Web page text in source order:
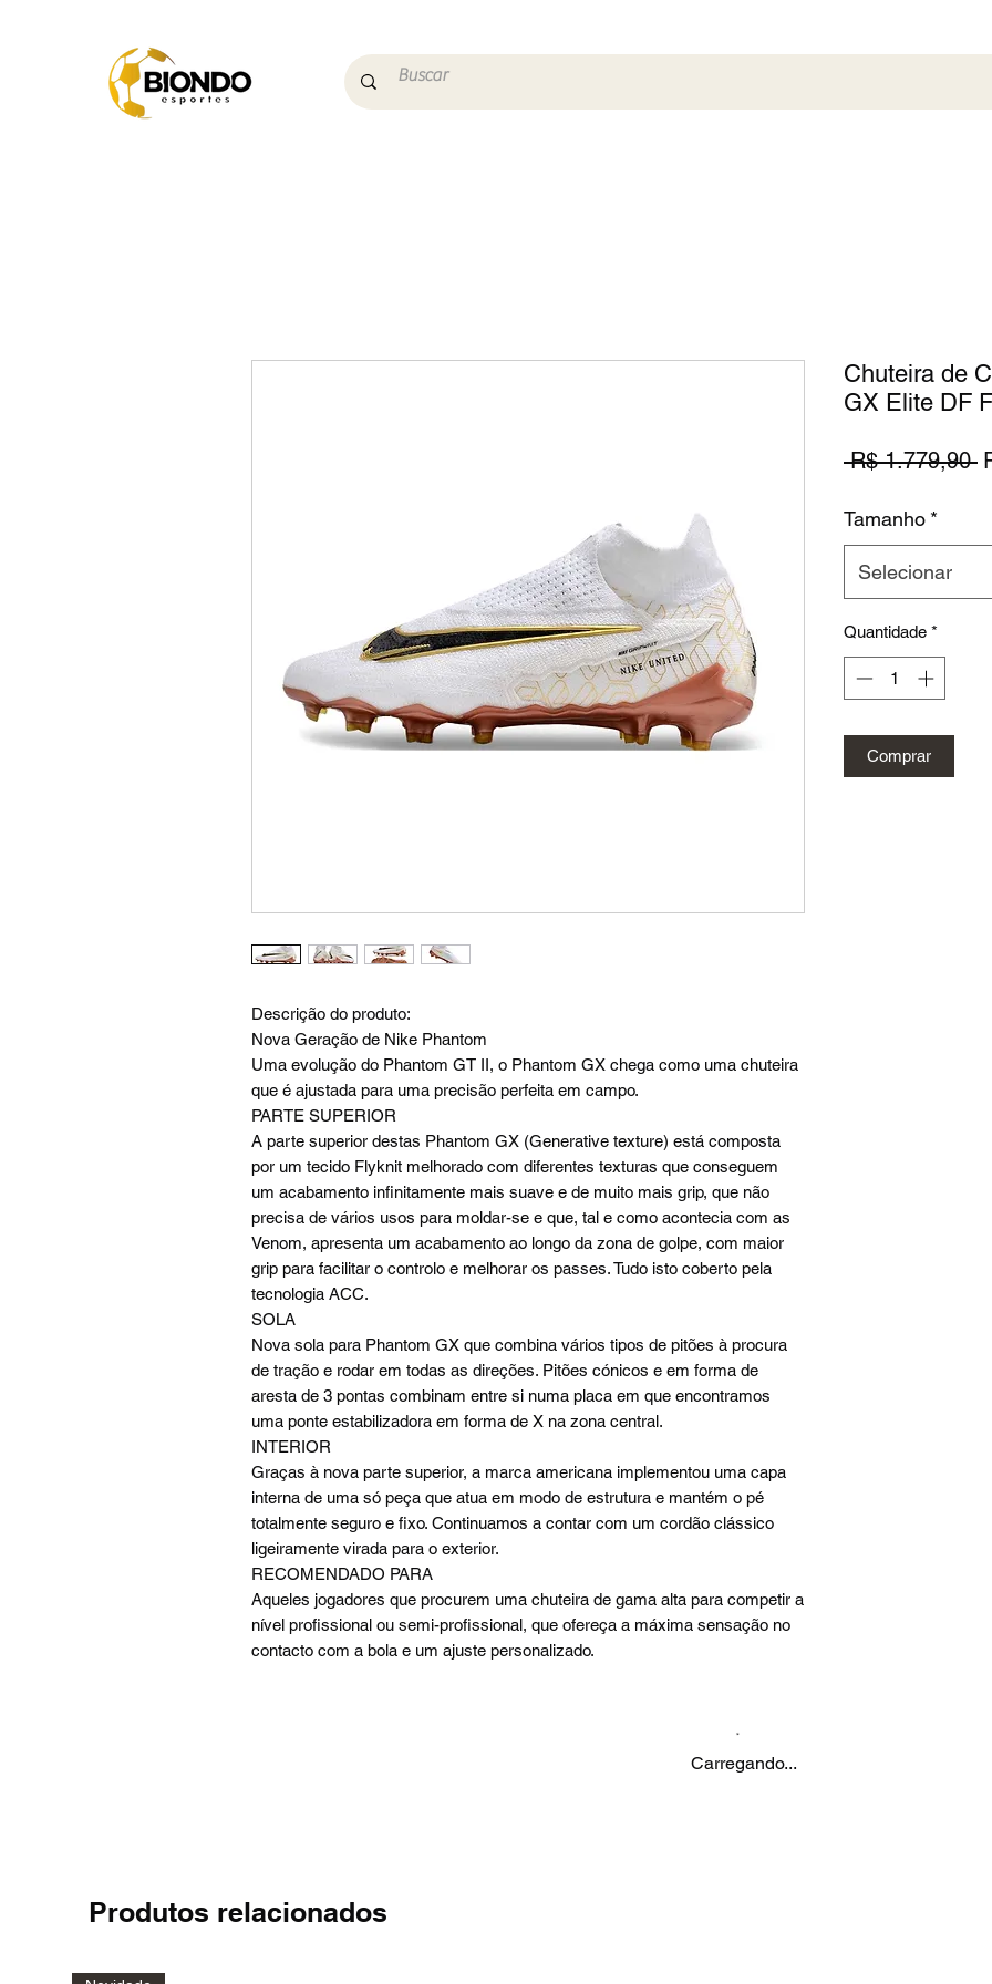
Descrição do produto:
Nova Geração de Nike Phantom
Uma evolução do Phantom GT II, o Phantom GX chega como uma chuteira
que é ajustada para uma precisão perfeita em campo.
PARTE SUPERIOR
A parte superior destas Phantom GX (Generative texture) está composta
por um tecido Flyknit melhorado com diferentes texturas que conseguem
um acabamento infinitamente mais suave e de muito mais grip, que não
precisa de vários usos para moldar-se e que, tal e como acontecia com as
Venom, apresenta um acabamento ao longo da zona de golpe, com maior
grip para facilitar o controlo e melhorar os passes. Tudo isto coberto pela
tecnologia ACC.
SOLA
Nova sola para Phantom GX que combina vários tipos de pitões à procura
de tração e rodar em todas as direções. Pitões cónicos e em forma de
aresta de 3 pontas combinam entre si numa placa em que encontramos
uma ponte estabilizadora em forma de X na zona central.
INTERIOR
Graças à nova parte superior, a marca americana implementou uma capa
interna de uma só peça que atua em modo de estrutura e mantém o pé
totalmente seguro e fixo. Continuamos a contar com um cordão clássico
ligeiramente virada para o exterior.
RECOMENDADO PARA
Aqueles jogadores que procurem uma chuteira de gama alta para competir a
nível profissional ou semi-profissional, que ofereça a máxima sensação no
contacto com a bola e um ajuste personalizado.
Chuteira de
GX Elite DF
R$ 1.779,90
Tamanho *
Selecionar
Quantidade *
Comprar
Carregando...
Produtos relacionados